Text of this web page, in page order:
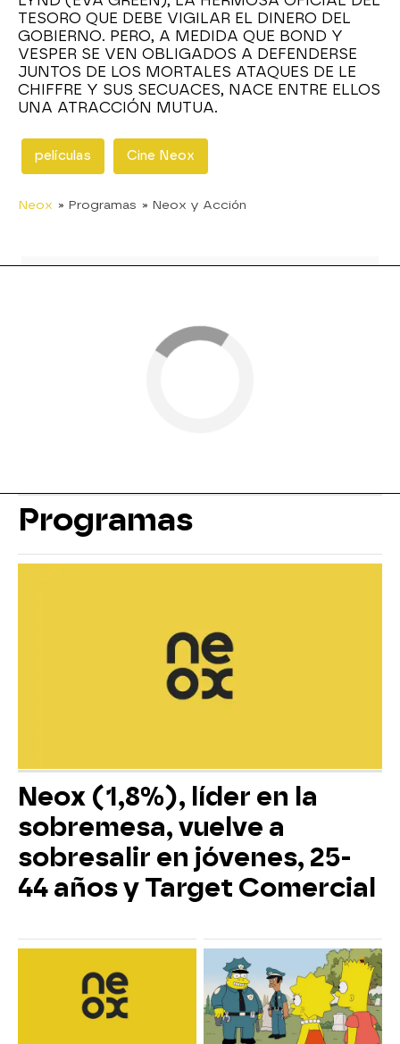
TESORO QUE DEBE VIGILAR EL DINERO DEL
GOBIERNO. PERO, A MEDIDA QUE BOND Y
VESPER SE VEN OBLIGADOS A DEFENDERSE
JUNTOS DE LOS MORTALES ATAQUES DE LE
CHIFFRE Y SUS SECUACES, NACE ENTRE ELLOS
UNA ATRACCIÓN MUTUA.
películas Cine Neox
Neox » Programas » Neox y Acción
Programas
Neox (1,8%), líder en la
sobremesa, vuelve a
sobresalir en jóvenes, 25-
44 años y Target Comercial